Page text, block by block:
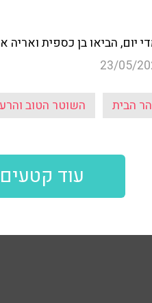
יום, הביאו בן כספית
23/05/
הר הבית השוטר הטוב והרע
עוד קטעים